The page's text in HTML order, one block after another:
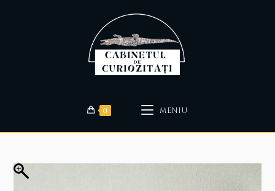
0 MENIU